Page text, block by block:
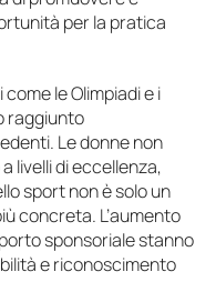
per la pratica
le Olimpiadi e i
raggiunto
Le donne non
livelli di eccellenza,
sport non è solo un
concreta. L’aumento
sponsoriale stanno
e riconoscimento